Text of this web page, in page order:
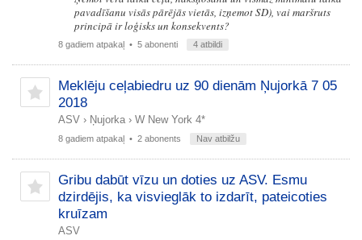
pavadīšanu visās pārējās vietās, izņemot SD), vai maršruts
principā ir loģisks un konsekvents?
8 gadiem atpakaļ • 5 abonenti 4 atbildi
Meklēju ceļabiedru uz 90 dienām Ņujorkā 7 05
2018
ASV › Ņujorka › W New York 4*
8 gadiem atpakaļ • 2 abonents Nav atbilžu
Gribu dabūt vīzu un doties uz ASV. Esmu
dzirdējis, ka visvieglāk to izdarīt, pateicoties
kruīzam
ASV